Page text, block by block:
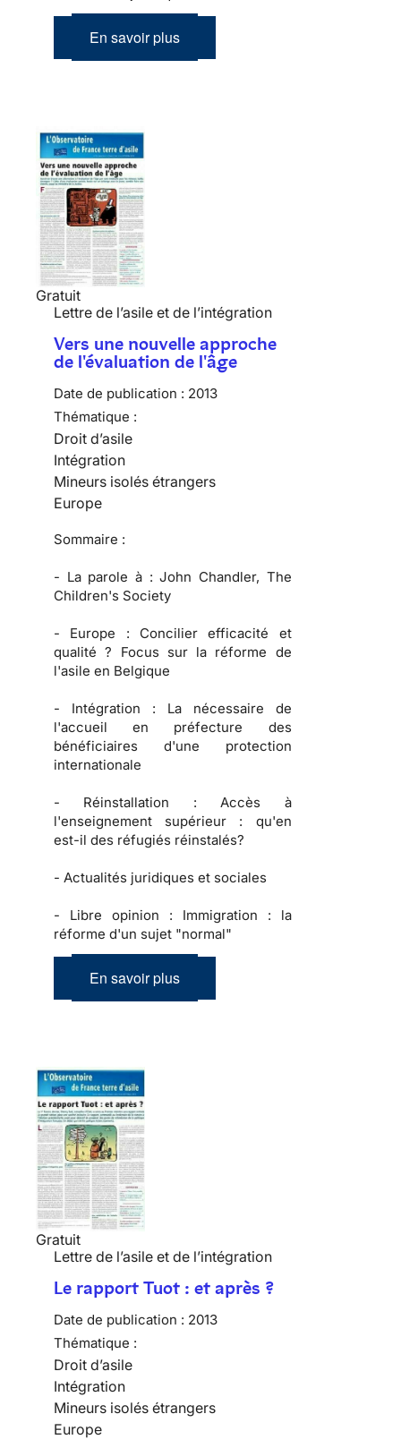
En savoir plus
Gratuit
Lettre de l’asile et de l’intégration
Vers une nouvelle approche
de l'évaluation de l'âge
Date de publication : 2013
Thématique :
Droit d’asile
Intégration
Mineurs isolés étrangers
Europe
Sommaire :
- La parole à : John Chandler, The
Children's Society
- Europe : Concilier efficacité et
qualité ? Focus sur la réforme de
l'asile en Belgique
- Intégration : La nécessaire de
l'accueil en préfecture des
bénéficiaires d'une protection
internationale
- Réinstallation : Accès à
l'enseignement supérieur : qu'en
est-il des réfugiés réinstalés?
- Actualités juridiques et sociales
- Libre opinion : Immigration : la
réforme d'un sujet "normal"
En savoir plus
Gratuit
Lettre de l’asile et de l’intégration
Le rapport Tuot : et après ?
Date de publication : 2013
Thématique :
Droit d’asile
Intégration
Mineurs isolés étrangers
Europe